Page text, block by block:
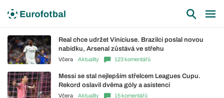
Real chce udržet Viníciuse. Brazilci poslal novou
nabídku, Arsenal zůstává ve střehu
Včera Aktuality 123 komentářů
Messi se stal nejlepším střelcem Leagues Cupu.
Rekord oslavil dvěma góly a asistencí
Včera Aktuality 15 komentářů